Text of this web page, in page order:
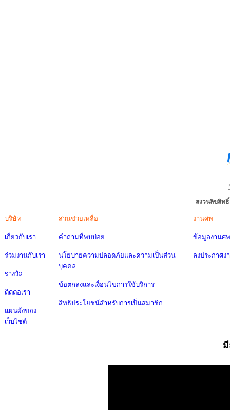
สงวนลิขสิท
บริษัท
เกี่ยวกับเรา
ร่วมงานกับเรา
รางวัล
ติดต่อเรา
แผนผังของ
เว็บไซต์
ส่วนช่วยเหลือ
คำถามที่พบบ่อย
นโยบายความปลอดภัยและความเป็นส่วน
บุคคล
ข้อตกลงและเงื่อนไขการใช้บริการ
สิทธิประโยชน์สำหรับการเป็นสมาชิก
งานศพ
ข้อมูลงานศพ
ลงประกาศง